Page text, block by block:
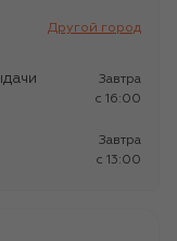
Другой город
Завтра
c 16:00
Завтра
c 13:00